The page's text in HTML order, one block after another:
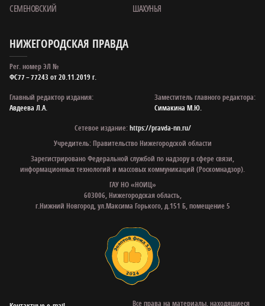
СЕМЕНОВСКИЙ
ШАХУНЬЯ
НИЖЕГОРОДСКАЯ ПРАВДА
Рег. номер ЭЛ №
ФС77 – 77243 от 20.11.2019 г.
Главный редактор издания:
Авдеева Л.А.
Заместитель главного редактора:
Симакина М.Ю.
Сетевое издание:https://pravda-nn.ru/
Учредитель: Правительство Нижегородской области
Зарегистрировано Федеральной службой по надзору в сфере связи,
информационных технологий и массовых коммуникаций (Роскомнадзор).
ГАУ НО «НОИЦ»
603006, Нижегородская область,
г.Нижний Новгород, ул.Максима Горького, д.151 Б, помещение 5
Все права на материалы, находящиеся